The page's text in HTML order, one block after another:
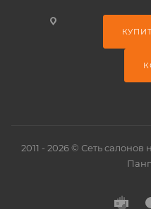
2011 - 2026 © Сеть